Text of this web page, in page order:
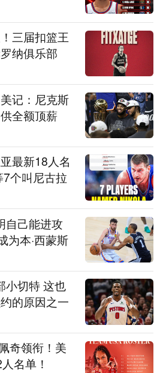
三届扣篮王
纳俱乐部
记：尼克斯
全额顶薪
最新18人名
个叫尼古拉
自己能进攻
为本·西蒙斯
小切特 这也
的原因之一
奇领衔！美
名单！